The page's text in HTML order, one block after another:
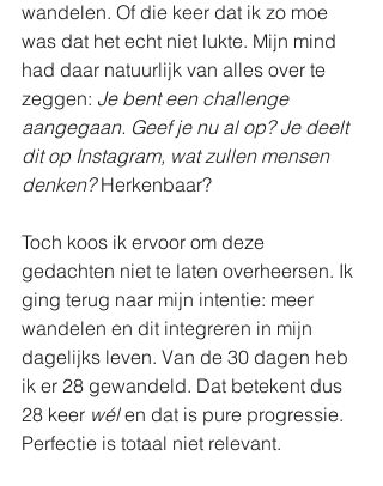
wandelen. Of die keer dat ik zo moe
was dat het echt niet lukte. Mijn mind
had daar natuurlijk van alles over te
zeggen: Je bent een challenge
aangegaan. Geef je nu al op? Je deelt
dit op Instagram, wat zullen mensen
denken? Herkenbaar?
Toch koos ik ervoor om deze
gedachten niet te laten overheersen. Ik
ging terug naar mijn intentie: meer
wandelen en dit integreren in mijn
dagelijks leven. Van de 30 dagen heb
ik er 28 gewandeld. Dat betekent dus
28 keer wél en dat is pure progressie.
Perfectie is totaal niet relevant.